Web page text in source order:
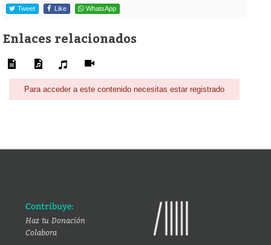
Tweet Like WhatsApp
Enlaces relacionados
Para acceder a este contenido necesitas estar registrado
Contribuye:
Haz tu Donación
Colabora